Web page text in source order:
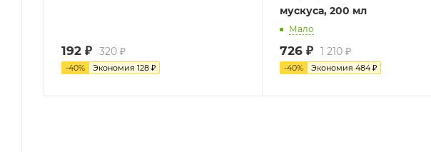
192 ₽ 320 ₽
-40% Экономия 128 ₽
мускуса, 200 мл
Мало
726₽ 1 210₽
-40% Экономия 484₽